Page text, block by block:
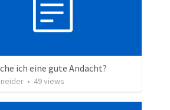
ich eine gute Andacht?
• 49views